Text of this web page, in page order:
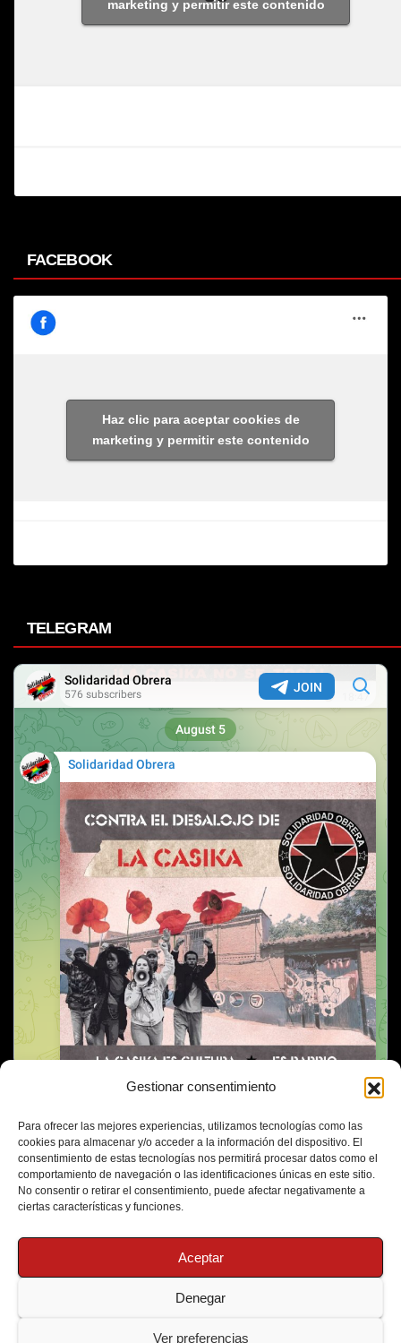
Gestionar consentimiento
Para ofrecer las mejores experiencias, utilizamos tecnologías como las
cookies para almacenar y/o acceder a la información del dispositivo. El
consentimiento de estas tecnologías nos permitirá procesar datos como el
comportamiento de navegación o las identificaciones únicas en este sitio.
No consentir o retirar el consentimiento, puede afectar negativamente a
ciertas características y funciones.
Aceptar
Denegar
Ver preferencias
marketing y permitir este contenido
FACEBOOK
Haz clic para aceptar cookies de
marketing y permitir este contenido
TELEGRAM